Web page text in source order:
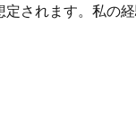
されます。私の